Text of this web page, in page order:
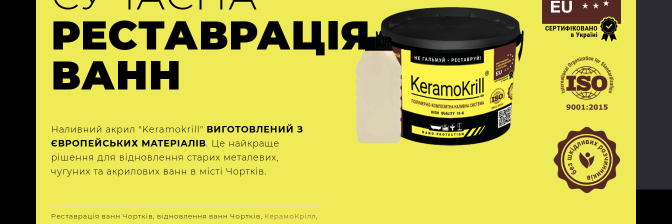
РЕСТАВРАЦІЯ
ВАНН
Наливний акрил "Keramokrill" ВИГОТОВЛЕНИЙ З
ЄВРОПЕЙСЬКИХ МАТЕРІАЛІВ. Це найкраще
рішення для відновлення старих металевих,
чугуних та акрилових ванн в місті Чортків.
Реставрація ванн Чортків, відновлення ванн Чортків, КерамоКрілл